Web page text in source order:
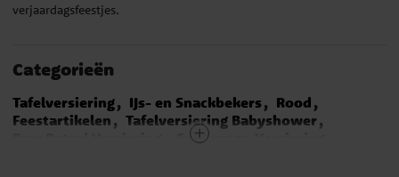
verjaardagsfeestjes.
Categorieën
Tafelversiering IJs- en Snackbekers
Rood
Feestartikelen
Tafelversiering Babyshower
Spiderman Versiering